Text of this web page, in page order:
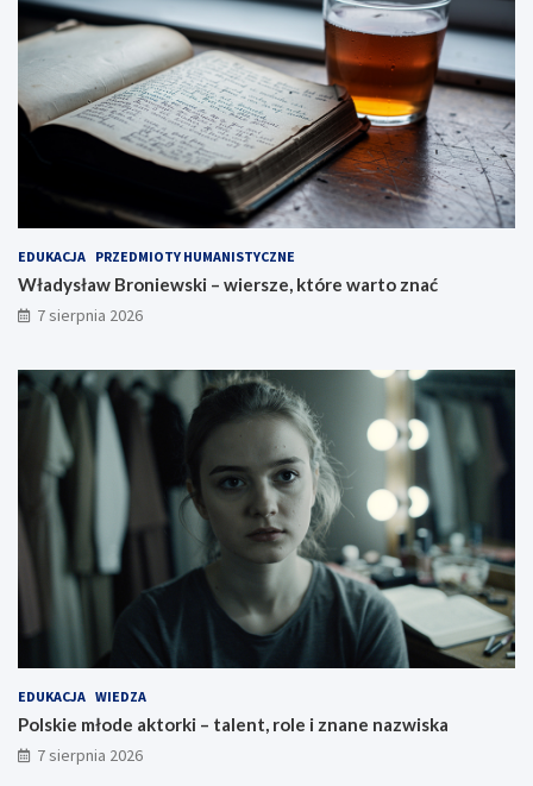
EDUKACJA PRZEDMIOTY HUMANISTYCZNE
Władysław Broniewski – wiersze, które warto znać
7 sierpnia 2026
EDUKACJA WIEDZA
Polskie młode aktorki – talent, role i znane nazwiska
7 sierpnia 2026